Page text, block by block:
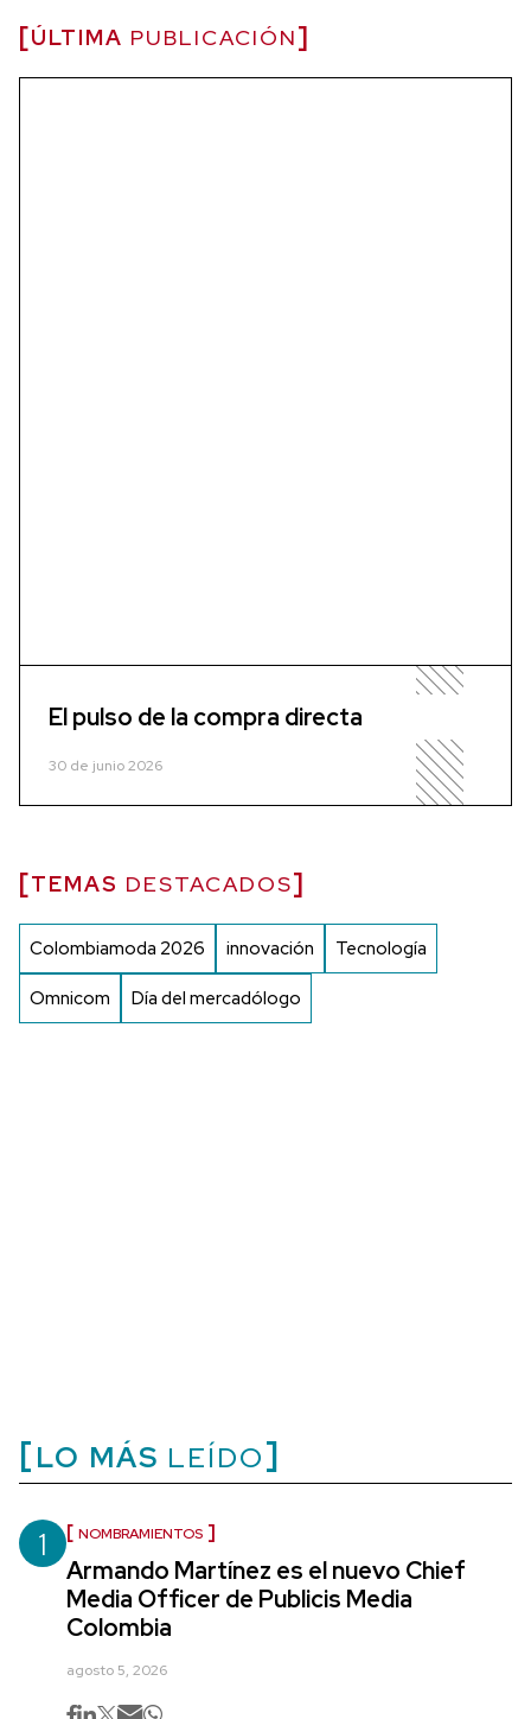
ÚLTIMA PUBLICACIÓN
El pulso de la compra directa
30 de junio 2026
TEMAS DESTACADOS
Colombiamoda 2026 innovación Tecnología
Omnicom Día del mercadólogo
LO MÁS LEÍDO
1 NOMBRAMIENTOS
Armando Martínez es el nuevo Chief
Media Officer de Publicis Media
Colombia
agosto 5, 2026